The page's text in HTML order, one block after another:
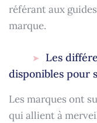
référant aux
marque.
Les
disponibles pour
Les marques ont
qui allient à